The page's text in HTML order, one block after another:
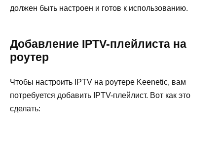
должен быть настроен и готов к использованию.
Добавление IPTV-плейлиста на
роутер
Чтобы настроить IPTV на роутере Keenetic, вам
потребуется добавить IPTV-плейлист. Вот как это
сделать: